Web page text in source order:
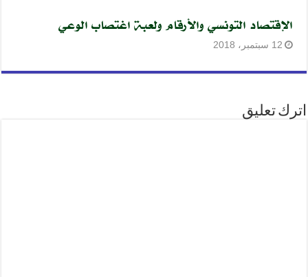
الإقتصاد التونسي والأرقام ولعبة اغتصاب الوعي
12 سبتمبر، 2018
اترك تعليق